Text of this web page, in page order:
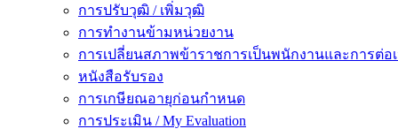
การปรับวุฒิ / เพิ่มวุฒิ
การทำงานข้ามหน่วยงาน
การเปลี่ยนสภาพข้าราชการเป็นพนักงานและการต่อ
หนังสือรับรอง
การเกษียณอายุก่อนกำหนด
การประเมิน / My Evaluation